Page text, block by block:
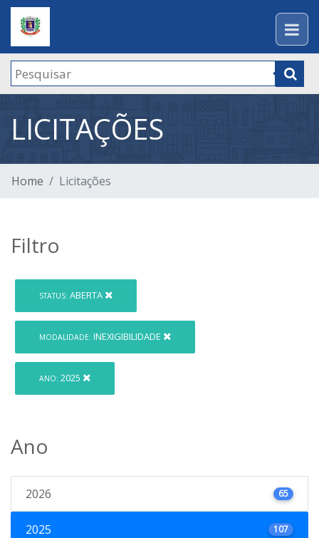
LICITAÇÕES
Home Licitações
Filtro
STATUS: ABERTA
MODALIDADE: INEXIGIBILIDADE
ANO: 2025
Ano
2026 65
2025 107